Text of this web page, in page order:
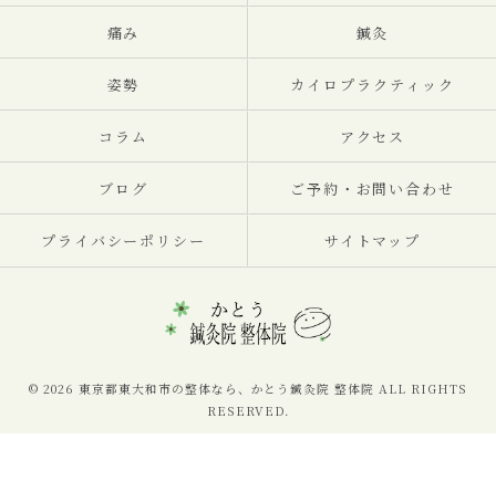
痛み 鍼灸
姿勢 カイロプラクティック
コラム アクセス
ブログ ご予約・お問い合わせ
プライバシーポリシー サイトマップ
© 2026 東京都東大和市の整体なら、かとう鍼灸院 整体院 ALL RIGHTS
RESERVED.